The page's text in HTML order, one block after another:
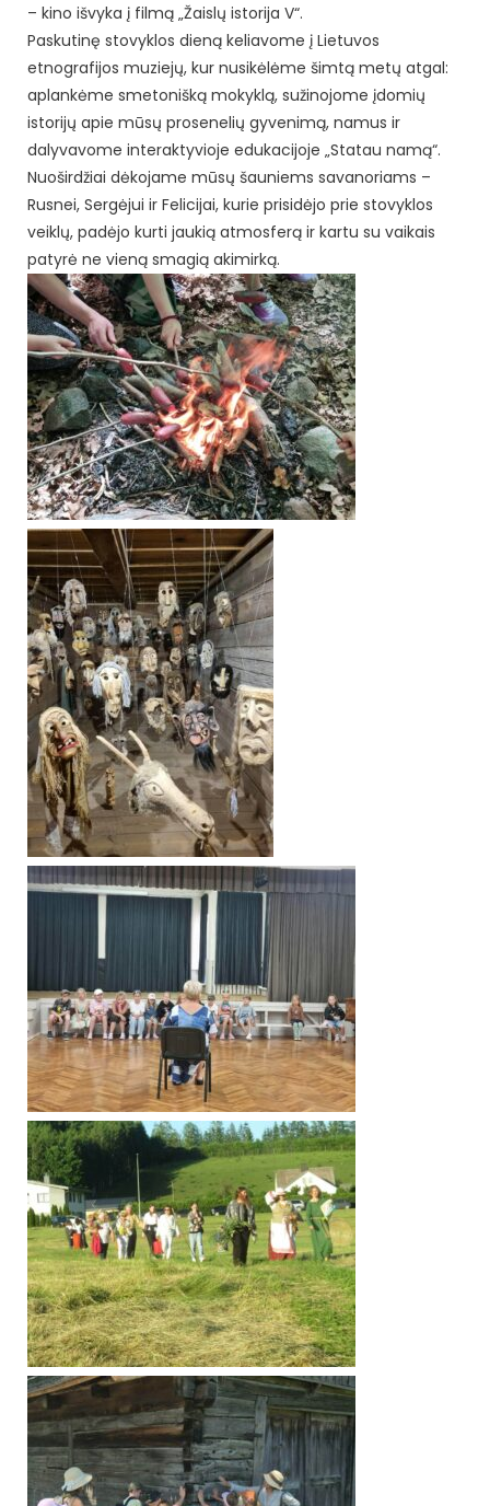
– kino išvyka į filmą „Žaislų istorija V“.
Paskutinę stovyklos dieną keliavome į Lietuvos
etnografijos muziejų, kur nusikėlėme šimtą metų atgal:
aplankėme smetonišką mokyklą, sužinojome įdomių
istorijų apie mūsų prosenelių gyvenimą, namus ir
dalyvavome interaktyvioje edukacijoje „Statau namą“.
Nuoširdžiai dėkojame mūsų šauniems savanoriams –
Rusnei, Sergėjui ir Felicijai, kurie prisidėjo prie stovyklos
veiklų, padėjo kurti jaukią atmosferą ir kartu su vaikais
patyrė ne vieną smagią akimirką.